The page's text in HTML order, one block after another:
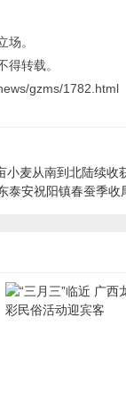
场。
得转载。
gzms/1782.html
小麦从南到北陆续收
泰安祝阳镇春蚕季收